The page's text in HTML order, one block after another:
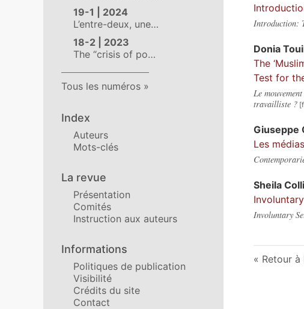
19-1 | 2024
L’entre-deux, une…
18-2 | 2023
The “crisis of po…
Tous les numéros
Index
Auteurs
Mots-clés
La revue
Présentation
Comités
Instruction aux auteurs
Informations
Politiques de publication
Visibilité
Crédits du site
Contact
Introduction:
Donia
The
Test for
Le
travailliste ?
Giuseppe
Les
Sheila
Involuntary
Retour à